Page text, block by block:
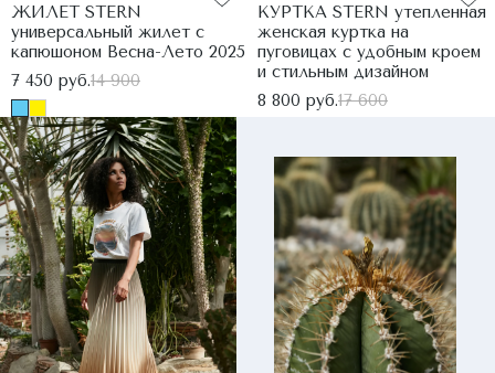
ЖИЛЕТ STERN
универсальный жилет с
капюшоном Весна-Лето 2025
7 450 руб.14 900
КУРТКА STERN утепленная
женская куртка на
пуговицах с удобным кроем
и стильным дизайном
8 800 руб.17 600